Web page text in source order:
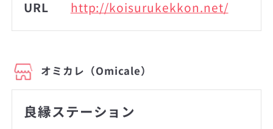
URL
http://koisurukekkon.net/
オミカレ（Omicale）
良縁ステーション